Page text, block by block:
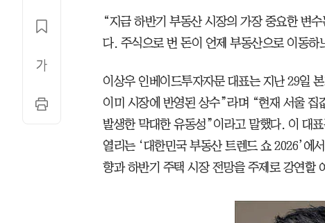
“지금 하반기 부동산 시장의 가장 중요한 변
다. 주식으로 번 돈이 언제 부동산으로 이동하
이상우 인베이드투자자문 대표는 지난 29일
이미 시장에 반영된 상수”라며 “현재 서울 집
발생한 막대한 유동성”이라고 말했다. 이 대
열리는 ‘대한민국 부동산 트렌드 쇼 2026’에
향과 하반기 주택 시장 전망을 주제로 강연할